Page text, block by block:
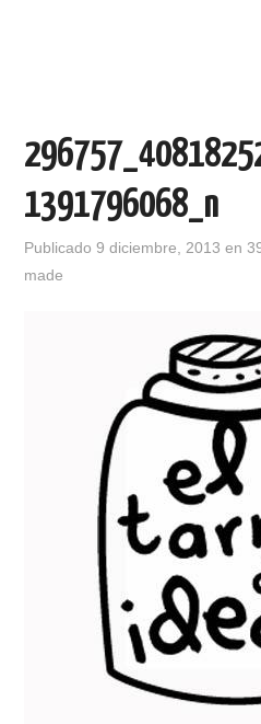
1391796068_n
Publicado9 diciembre, 2013 en
made